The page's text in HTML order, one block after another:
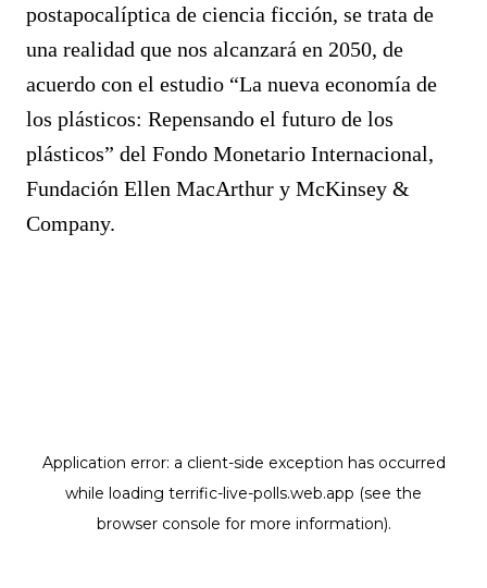
postapocalíptica de ciencia ficción, se trata de
una realidad que nos alcanzará en 2050, de
acuerdo con el estudio “La nueva economía de
los plásticos: Repensando el futuro de los
plásticos” del Fondo Monetario Internacional,
Fundación Ellen MacArthur y McKinsey &
Company.